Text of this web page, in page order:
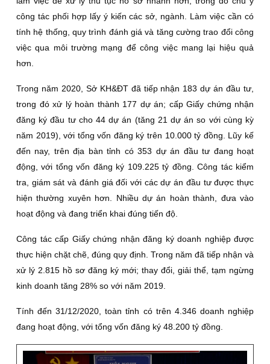
công tác phối hợp lấy ý kiến các sở, ngành. Làm việc cần có
tính hệ thống, quy trình đánh giá và tăng cường trao đổi công
việc qua môi trường mạng để công việc mang lại hiệu quả
hơn.
Trong năm 2020, Sở KH&ĐT đã tiếp nhận 183 dự án đầu tư,
trong đó xử lý hoàn thành 177 dự án; cấp Giấy chứng nhận
đăng ký đầu tư cho 44 dự án (tăng 21 dự án so với cùng kỳ
năm 2019), với tổng vốn đăng ký trên 10.000 tỷ đồng. Lũy kế
đến nay, trên địa bàn tỉnh có 353 dự án đầu tư đang hoạt
động, với tổng vốn đăng ký 109.225 tỷ đồng. Công tác kiểm
tra, giám sát và đánh giá đối với các dự án đầu tư được thực
hiện thường xuyên hơn. Nhiều dự án hoàn thành, đưa vào
hoạt động và đang triển khai đúng tiến độ.
Công tác cấp Giấy chứng nhận đăng ký doanh nghiệp được
thực hiện chặt chẽ, đúng quy định. Trong năm đã tiếp nhận và
xử lý 2.815 hồ sơ đăng ký mới; thay đổi, giải thể, tạm ngừng
kinh doanh tăng 28% so với năm 2019.
Tính đến 31/12/2020, toàn tỉnh có trên 4.346 doanh nghiệp
đang hoạt động, với tổng vốn đăng ký 48.200 tỷ đồng.